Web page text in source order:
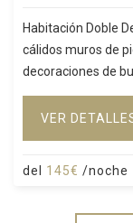
Habitación Doble
cálidos muros de
decoraciones de
VER
del 145€ /noche